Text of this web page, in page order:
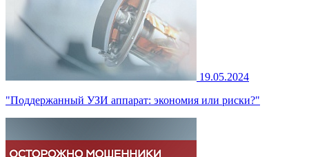
19.05.2024
"Поддержанный УЗИ аппарат: экономия или риски?"